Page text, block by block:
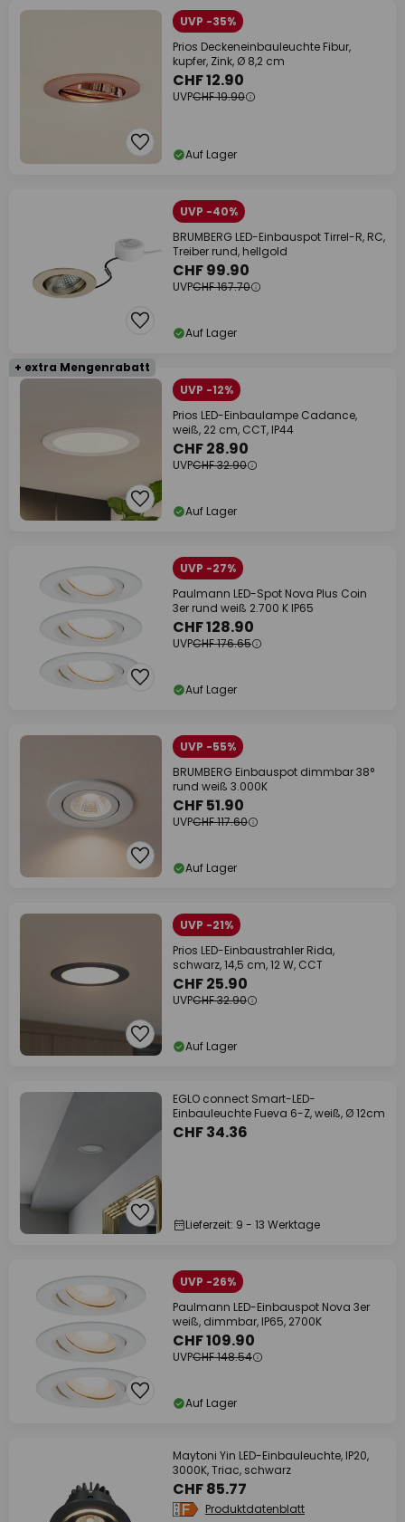
UVP -35%
Prios Deckeneinbauleuchte Fibur,
kupfer, Zink, Ø 8,2 cm
CHF 12.90
UVPCHF 19.90
Auf Lager
UVP -40%
BRUMBERG LED-Einbauspot Tirrel-R, RC,
Treiber rund, hellgold
CHF 99.90
UVPCHF 167.70
Auf Lager
+ extra Mengenrabatt
UVP -12%
Prios LED-Einbaulampe Cadance,
weiß, 22 cm, CCT, IP44
CHF 28.90
UVPCHF 32.90
Auf Lager
UVP -27%
Paulmann LED-Spot Nova Plus Coin
3er rund weiß 2.700 K IP65
CHF 128.90
UVPCHF 176.65
Auf Lager
UVP -55%
BRUMBERG Einbauspot dimmbar 38°
rund weiß 3.000K
CHF 51.90
UVPCHF 117.60
Auf Lager
UVP -21%
Prios LED-Einbaustrahler Rida,
schwarz, 14,5 cm, 12 W, CCT
CHF 25.90
UVPCHF 32.90
Auf Lager
EGLO connect Smart-LED-
Einbauleuchte Fueva 6-Z, weiß, Ø 12cm
CHF 34.36
Lieferzeit: 9 - 13 Werktage
UVP -26%
Paulmann LED-Einbauspot Nova 3er
weiß, dimmbar, IP65, 2700K
CHF 109.90
UVPCHF 148.54
Auf Lager
Maytoni Yin LED-Einbauleuchte, IP20,
3000K, Triac, schwarz
CHF 85.77
Produktdatenblatt